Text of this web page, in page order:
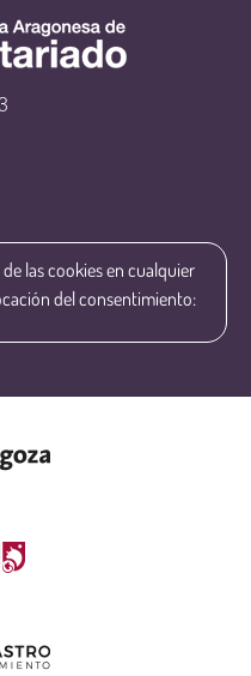
las cookies en cualquier
del consentimiento: